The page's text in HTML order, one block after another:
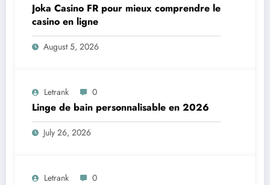
Joka Casino FR pour mieux comprendre le
casino en ligne
August 5, 2026
Letrank 0
Linge de bain personnalisable en 2026
July 26, 2026
Letrank 0